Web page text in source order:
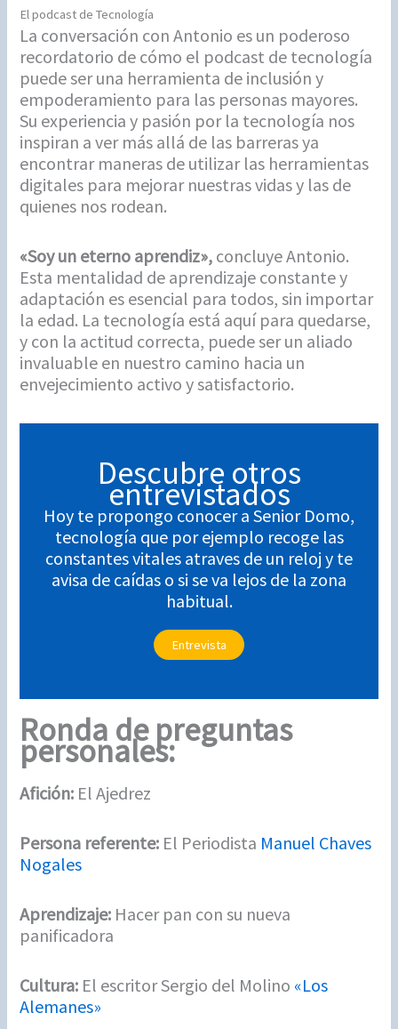
El podcast de Tecnología
La conversación con Antonio es un poderoso
recordatorio de cómo el podcast de tecnología
puede ser una herramienta de inclusión y
empoderamiento para las personas mayores.
Su experiencia y pasión por la tecnología nos
inspiran a ver más allá de las barreras ya
encontrar maneras de utilizar las herramientas
digitales para mejorar nuestras vidas y las de
quienes nos rodean.
«Soy un eterno aprendiz», concluye Antonio.
Esta mentalidad de aprendizaje constante y
adaptación es esencial para todos, sin importar
la edad. La tecnología está aquí para quedarse,
y con la actitud correcta, puede ser un aliado
invaluable en nuestro camino hacia un
envejecimiento activo y satisfactorio.
Descubre otros
entrevistados
Hoy te propongo conocer a Senior Domo,
tecnología que por ejemplo recoge las
constantes vitales atraves de un reloj y te
avisa de caídas o si se va lejos de la zona
habitual.
Entrevista
Ronda de preguntas
personales:
Afición: El Ajedrez
Persona referente: El Periodista Manuel Chaves
Nogales
Aprendizaje: Hacer pan con su nueva
panificadora
Cultura: El escritor Sergio del Molino «Los
Alemanes»